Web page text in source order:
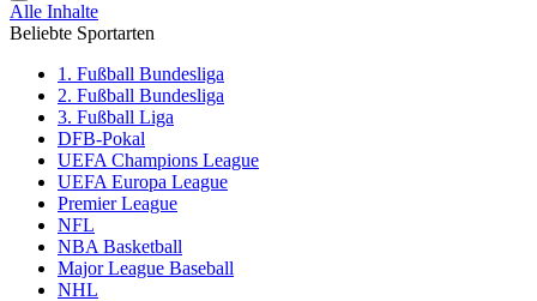
Alle Inhalte
Beliebte Sportarten
1. Fußball Bundesliga
2. Fußball Bundesliga
3. Fußball Liga
DFB-Pokal
UEFA Champions League
UEFA Europa League
Premier League
NFL
NBA Basketball
Major League Baseball
NHL